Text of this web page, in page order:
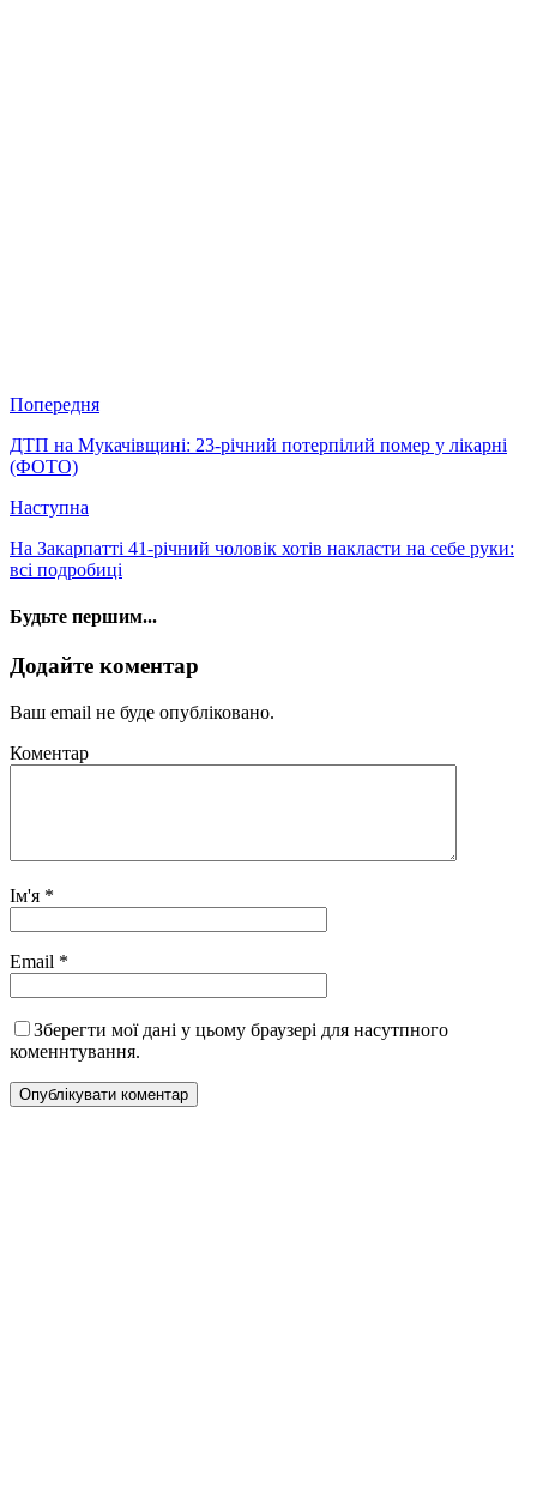
Попередня
ДТП на Мукачівщині: 23-річний потерпілий помер у лікарні
(ФОТО)
Наступна
На Закарпатті 41-річний чоловік хотів накласти на себе руки:
всі подробиці
Будьте першим...
Додайте коментар
Ваш email не буде опубліковано.
Коментар
Ім'я *
Email *
Зберегти мої дані у цьому браузері для насутпного
коменнтування.